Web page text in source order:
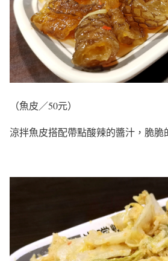
（魚皮／50元）
涼拌魚皮搭配帶點酸辣的醬汁，脆脆